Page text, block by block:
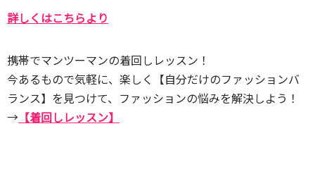
詳しくはこちらより
携帯でマンツーマンの着回しレッスン！
今あるもので気軽に、楽しく【自分だけのファッションバ
ランス】を見つけて、ファッションの悩みを解決しよう！
→ 【着回しレッスン】